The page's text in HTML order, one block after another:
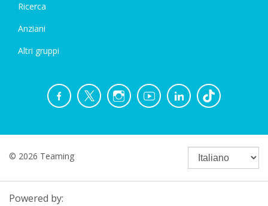
Ricerca
Anziani
Altri gruppi
© 2026 Teaming
Powered by: